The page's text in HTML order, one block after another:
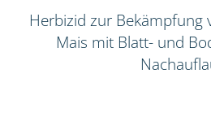
Herbizid zur Bekämpfung
Mais mit Blatt- und